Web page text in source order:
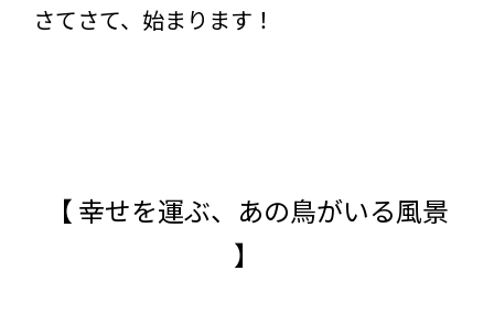
さてさて、始まります！
【 幸せを運ぶ、あの鳥がいる風景
】